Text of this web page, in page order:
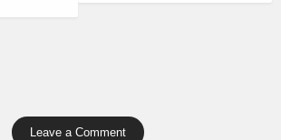
Leave a Comment